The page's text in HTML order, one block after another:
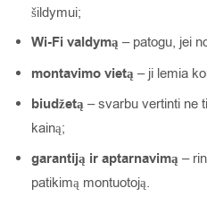
šildymui;
Wi-Fi valdymą – patogu, jei
montavimo vietą – ji lemia
biudžetą – svarbu vertinti ne
kainą;
garantiją ir aptarnavimą –
patikimą montuotoją.